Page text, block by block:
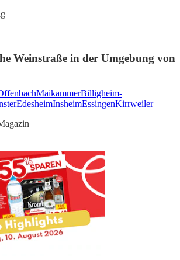
Weinstraße in der Umgebung von
MaikammerBilligheim-
EdesheimInsheimEssingenKirrweiler